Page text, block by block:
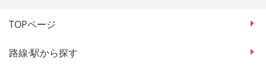
TOPページ
路線·駅から探す